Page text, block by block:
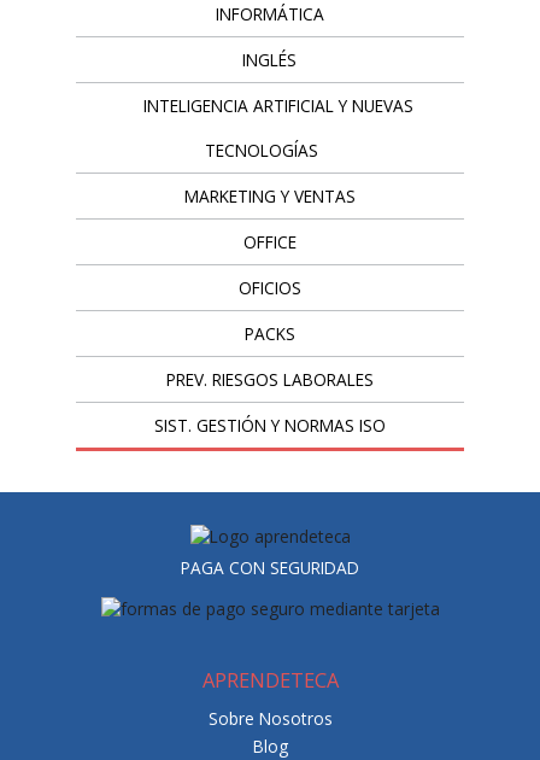
INFORMÁTICA
INGLÉS
INTELIGENCIA ARTIFICIAL Y NUEVAS
TECNOLOGÍAS
MARKETING Y VENTAS
OFFICE
OFICIOS
PACKS
PREV. RIESGOS LABORALES
SIST. GESTIÓN Y NORMAS ISO
PAGA CON SEGURIDAD
APRENDETECA
Sobre Nosotros
Blog